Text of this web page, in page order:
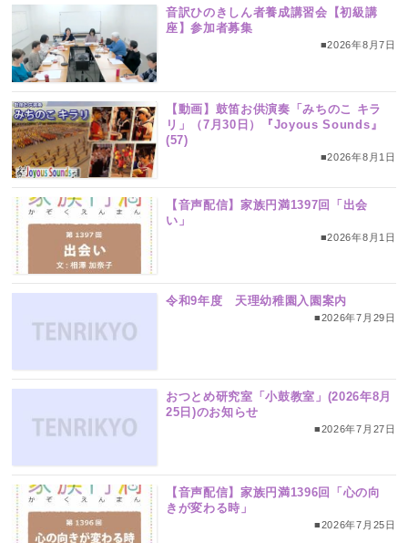
音訳ひのきしん者養成講習会【初級講
座】参加者募集
■2026年8月7日
【動画】鼓笛お供演奏「みちのこ キラ
リ」（7月30日）『Joyous Sounds』
(57)
■2026年8月1日
【音声配信】家族円満1397回「出会
い」
■2026年8月1日
令和9年度 天理幼稚園入園案内
■2026年7月29日
おつとめ研究室「小鼓教室」(2026年8月
25日)のお知らせ
■2026年7月27日
【音声配信】家族円満1396回「心の向
きが変わる時」
■2026年7月25日